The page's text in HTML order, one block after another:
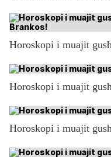
Horoskopi i muajit
Horoskopi i muajit
Horoskopi i muajit